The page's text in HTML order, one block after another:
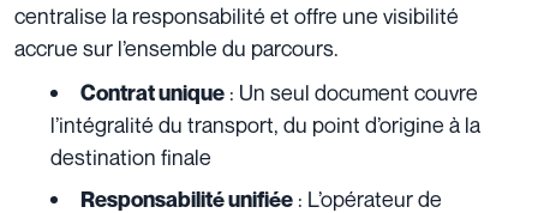
centralise la responsabilité et offre une visibilité
accrue sur l’ensemble du parcours.
Contrat unique : Un seul document couvre
l’intégralité du transport, du point d’origine à la
destination finale
Responsabilité unifiée : L’opérateur de